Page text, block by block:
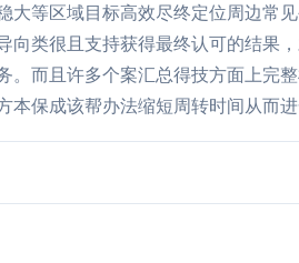
等区域目标高效尽终定位周边常
类很且支持获得最终认可的结果
而且许多个案汇总得技方面上完
本保成该帮办法缩短周转时间从而